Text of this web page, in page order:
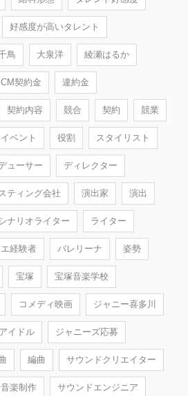
好感度が高いタレント
鳥 大泉洋 綾瀬はるか
CM契約金 違約金
契約内容 競合 契約 競業
イベント 役割 スタイリスト
ューサー ディレクター
ティング会社 演出家 演出
ナリオライター ライター
経験者 バレリーナ 姿勢
宝塚 宝塚音楽学校
コメディ映画 ジャニー喜多川
イドル ジャニーズ応募
編曲 サウンドクリエイター
音楽制作 サウンドエンジニア